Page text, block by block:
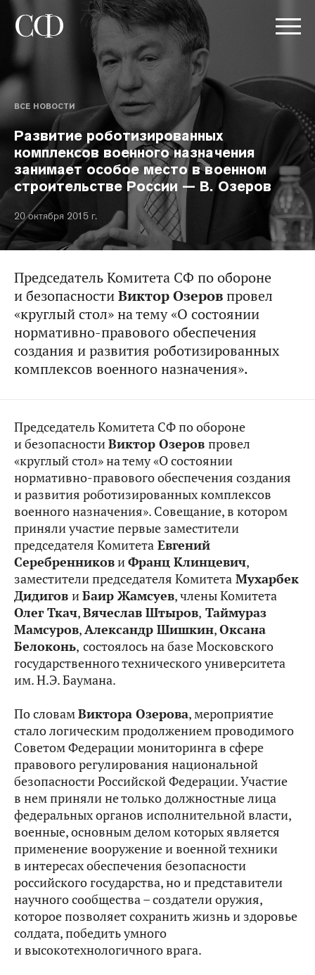
ВСЕ НОВОСТИ
Развитие роботизированных
комплексов военного назначения
занимает особое место в военном
строительстве России — В. Озеров
20 октября 2015 г.
Председатель Комитета СФ по обороне
и безопасностиВиктор Озеровпровел
«круглый стол» на тему «О состоянии
нормативно-правового обеспечения
создания и развития роботизированных
комплексов военного назначения».
Председатель Комитета СФ по обороне
и безопасностиВиктор Озеров провел
«круглый стол» на тему «О состоянии
нормативно-правового обеспечения создания
и развития роботизированных комплексов
военного назначения». Совещание, в котором
приняли участие первые заместители
председателя Комитета Евгений
СеребренниковиФранц Клинцевич,
заместители председателя Комитета Мухарбек
Дидигов иБаир Жамсуев, члены Комитета
Олег Ткач,Вячеслав Штыров, Таймураз
Мамсуров,Александр Шишкин,Оксана
Белоконь, состоялось на базе Московского
государственного технического университета
им. Н.Э. Баумана.
По словамВиктора Озерова, мероприятие
стало логическим продолжением проводимого
Советом Федерации мониторинга в сфере
правового регулирования национальной
безопасности Российской Федерации. Участие
в нем приняли не только должностные лица
федеральных органов исполнительной власти,
военные, основным делом которых является
применение вооружение и военной техники
в интересах обеспечения безопасности
российского государства, но и представители
научного сообщества – создатели оружия,
которое позволяет сохранить жизнь и здоровье
солдата, победить умного
и высокотехнологичного врага.